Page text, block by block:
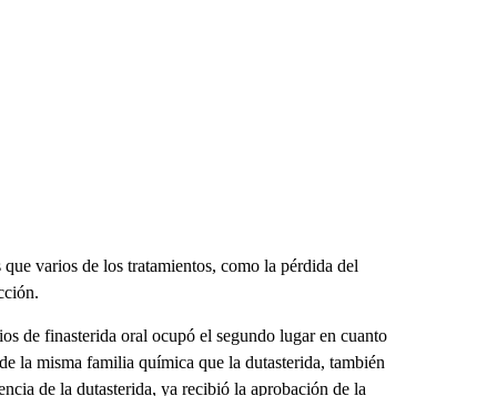
varios de los tratamientos, como la pérdida del
de finasterida oral ocupó el segundo lugar en cuanto
la misma familia química que la dutasterida, también
de la dutasterida, ya recibió la aprobación de la